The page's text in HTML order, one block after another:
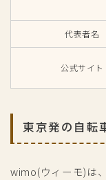
代表者名
公式サイト
東京発の自転
wimo(ウィーモ)は